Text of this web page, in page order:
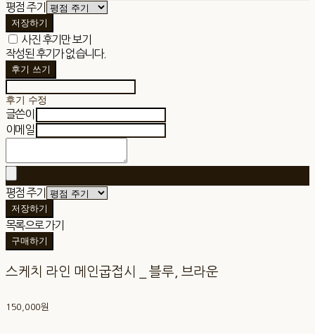
평점 주기
저장하기
사진 후기만 보기
작성된 후기가 없습니다.
후기 쓰기
후기 수정
글쓴이
이메일
평점 주기
저장하기
목록으로 가기
구매하기
스케치 라인 메인굽접시 _ 블루, 브라운
150,000원